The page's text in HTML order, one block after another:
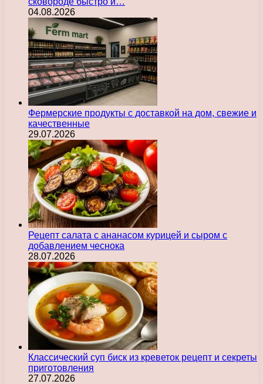
04.08.2026
Фермерские продукты с доставкой на дом, свежие и
качественные
29.07.2026
Рецепт салата с ананасом курицей и сыром с
добавлением чеснока
28.07.2026
Классический суп биск из креветок рецепт и секреты
приготовления
27.07.2026